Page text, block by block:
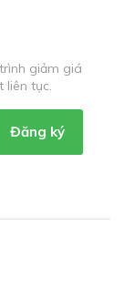
giảm giá
liên tục.
Đăng ký